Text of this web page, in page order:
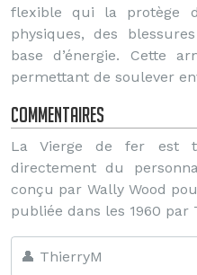
flexible qui la protège
physiques, des
base d’énergie. Cette
permettant de soulever
Commentaires
La Vierge de fer est
directement du
conçu par Wally Wood
publiée dans les 1960 par
👤 ThierryM